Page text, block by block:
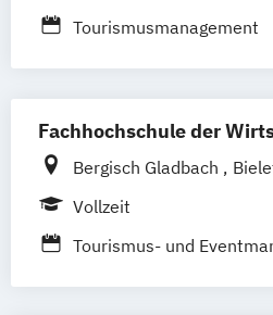
Heilbronn Kassel
München Bochum
Wiesbaden Regenstauf
Hoyerswerda
Schwentinental / Kiel
Tourismusmanagement
Fachhochschule der
Bergisch Gladbach
Paderborn
Vollzeit
Tourismus- und